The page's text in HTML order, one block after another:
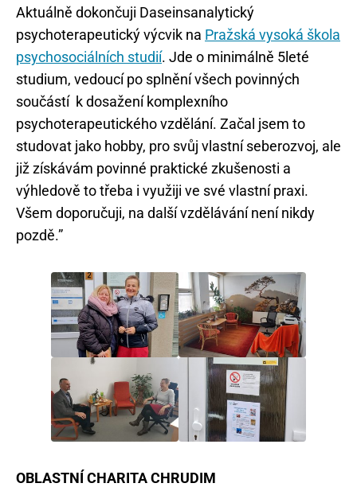
Aktuálně dokončuji Daseinsanalytický
psychoterapeutický výcvik na Pražská vysoká škola
psychosociálních studií. Jde o minimálně 5leté
studium, vedoucí po splnění všech povinných
součástí k dosažení komplexního
psychoterapeutického vzdělání. Začal jsem to
studovat jako hobby, pro svůj vlastní seberozvoj, ale
již získávám povinné praktické zkušenosti a
výhledově to třeba i využiji ve své vlastní praxi.
Všem doporučuji, na další vzdělávání není nikdy
pozdě.”
OBLASTNÍ CHARITA CHRUDIM